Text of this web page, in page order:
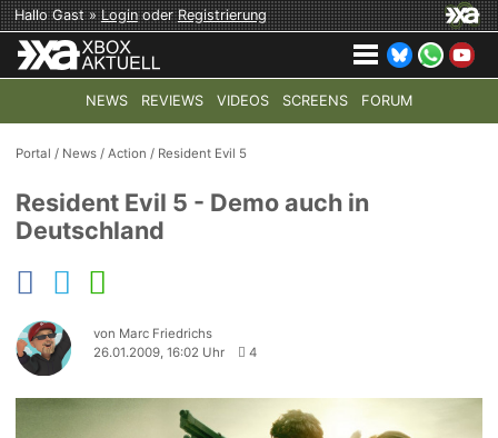
Hallo Gast »LoginoderRegistrierung
NEWS REVIEWS VIDEOS SCREENS FORUM
TOP-THEMEN: COD: MODERN WARFARE 4 HALO:
Portal / News /Action / Resident Evil 5
Resident Evil 5 - Demo auch in
Deutschland
von Marc Friedrichs
26.01.2009, 16:02 Uhr
4